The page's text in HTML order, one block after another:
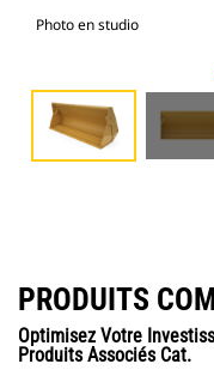
Photo en studio
PRODUITS
Optimisez Votre
Produits Associés Cat.